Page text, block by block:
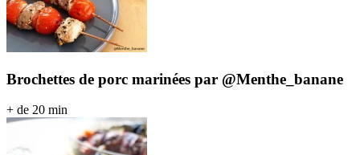
Brochettes de porc marinées par @Menthe_banane
+ de 20 min